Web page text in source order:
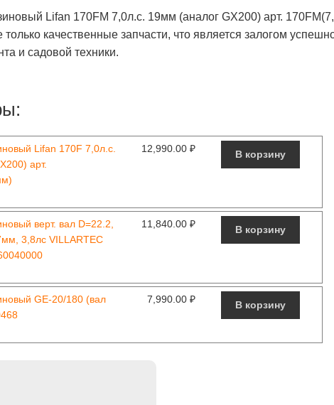
Lifan 170FM 7,0л.с. 19мм (аналог GX200) арт.
качественные запчасти, что является залогом
и садовой техники.
Lifan 170F 7,0л.с.
арт.
12,990.00₽
В корзину
верт. вал D=22.2,
3,8лс VILLARTEC
11,840.00₽
В корзину
GE-20/180 (вал
7,990.00₽
В корзину